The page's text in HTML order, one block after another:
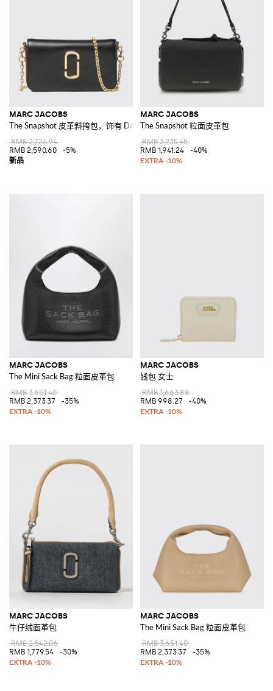
MARC JACOBS
The Snapshot 皮革斜挎包，饰有 Double J 徽标
RMB 2,726.94
RMB 2,590.60
-5%
MARC JACOBS
The Snapshot 粒面皮革包
RMB 3,235.45
RMB 1,941.24
-40%
MARC JACOBS
The Mini Sack Bag 粒面皮革包
RMB 3,651.40
RMB 2,373.37
-35%
MARC JACOBS
钱包 女士
RMB 1,663.88
RMB 998.27
-40%
MARC JACOBS
牛仔绒面革包
RMB 2,542.06
RMB 1,779.54
-30%
MARC JACOBS
The Mini Sack Bag 粒面皮革包
RMB 3,651.40
RMB 2,373.37
-35%